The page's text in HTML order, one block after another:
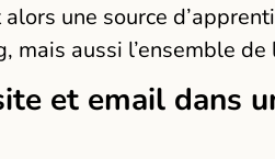
une source
mais aussi l’ensemble
et email dans